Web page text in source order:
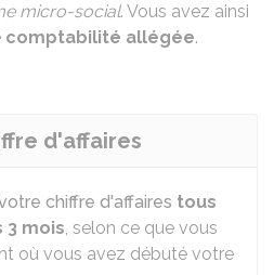
micro-social. Vous avez ainsi
comptabilité allégée.
d'affaires
chiffre d'affaires tous
3 mois, selon ce que vous
où vous avez débuté votre